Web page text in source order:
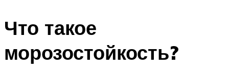
Что такое
морозостойкость?